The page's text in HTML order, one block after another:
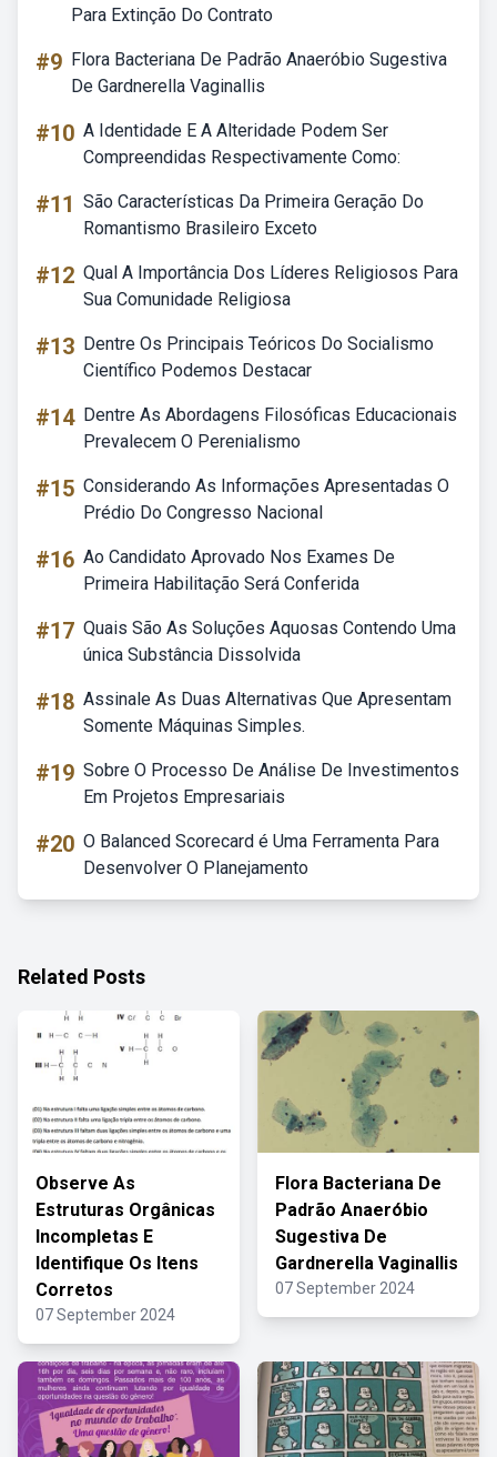
Para Extinção Do Contrato
#9 Flora Bacteriana De Padrão Anaeróbio Sugestiva
De Gardnerella Vaginallis
#10 A Identidade E A Alteridade Podem Ser
Compreendidas Respectivamente Como:
#11 São Características Da Primeira Geração Do
Romantismo Brasileiro Exceto
#12 Qual A Importância Dos Líderes Religiosos Para
Sua Comunidade Religiosa
#13 Dentre Os Principais Teóricos Do Socialismo
Científico Podemos Destacar
#14 Dentre As Abordagens Filosóficas Educacionais
Prevalecem O Perenialismo
#15 Considerando As Informações Apresentadas O
Prédio Do Congresso Nacional
#16 Ao Candidato Aprovado Nos Exames De
Primeira Habilitação Será Conferida
#17 Quais São As Soluções Aquosas Contendo Uma
única Substância Dissolvida
#18 Assinale As Duas Alternativas Que Apresentam
Somente Máquinas Simples.
#19 Sobre O Processo De Análise De Investimentos
Em Projetos Empresariais
#20 O Balanced Scorecard é Uma Ferramenta Para
Desenvolver O Planejamento
Related Posts
Observe As
Estruturas Orgânicas
Incompletas E
Identifique Os Itens
Corretos
07 September 2024
Flora Bacteriana De
Padrão Anaeróbio
Sugestiva De
Gardnerella Vaginallis
07 September 2024